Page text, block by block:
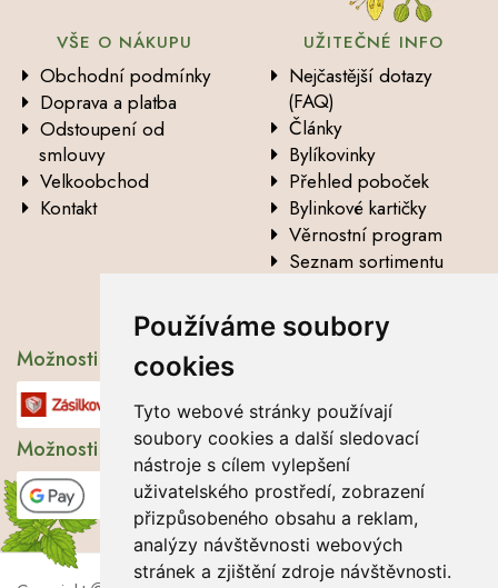
Používáme soubory
cookies
Tyto webové stránky používají
soubory cookies a další sledovací
nástroje s cílem vylepšení
uživatelského prostředí, zobrazení
přizpůsobeného obsahu a reklam,
analýzy návštěvnosti webových
stránek a zjištění zdroje návštěvnosti.
VŠE O NÁKUPU
Obchodní podmínky
Doprava a platba
Odstoupení od
smlouvy
Velkoobchod
Kontakt
UŽITEČNÉ INFO
Nejčastější dotazy
(FAQ)
Články
Bylíkovinky
Přehled poboček
Bylinkové kartičky
Věrnostní program
Seznam sortimentu
údajů
Možnosti dopravy
Možnosti platby